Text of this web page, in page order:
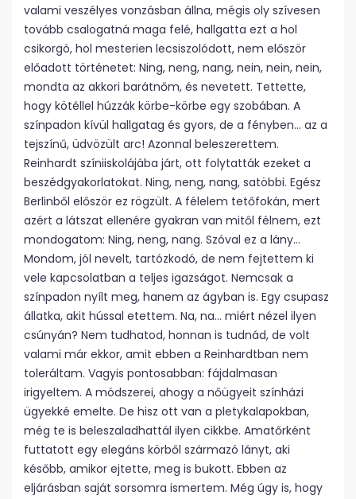
valami veszélyes vonzásban állna, mégis oly szívesen
tovább csalogatná maga felé, hallgatta ezt a hol
csikorgó, hol mesterien lecsiszolódott, nem először
előadott történetet: Ning, neng, nang, nein, nein, nein,
mondta az akkori barátnőm, és nevetett. Tettette,
hogy kötéllel húzzák körbe-körbe egy szobában. A
színpadon kívül hallgatag és gyors, de a fényben… az a
tejszínű, üdvözült arc! Azonnal beleszerettem.
Reinhardt színiiskolájába járt, ott folytatták ezeket a
beszédgyakorlatokat. Ning, neng, nang, satöbbi. Egész
Berlinből először ez rögzült. A félelem tetőfokán, mert
azért a látszat ellenére gyakran van mitől félnem, ezt
mondogatom: Ning, neng, nang. Szóval ez a lány…
Mondom, jól nevelt, tartózkodó, de nem fejtettem ki
vele kapcsolatban a teljes igazságot. Nemcsak a
színpadon nyílt meg, hanem az ágyban is. Egy csupasz
állatka, akit hússal etettem. Na, na… miért nézel ilyen
csúnyán? Nem tudhatod, honnan is tudnád, de volt
valami már ekkor, amit ebben a Reinhardtban nem
toleráltam. Vagyis pontosabban: fájdalmasan
irigyeltem. A módszerei, ahogy a nőügyeit színházi
ügyekké emelte. De hisz ott van a pletykalapokban,
még te is beleszaladhattál ilyen cikkbe. Amatőrként
futtatott egy elegáns körből származó lányt, aki
később, amikor ejtette, meg is bukott. Ebben az
eljárásban saját sorsomra ismertem. Még úgy is, hogy